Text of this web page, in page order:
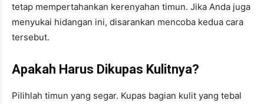
tetap mempertahankan kerenyahan timun. Jika Anda juga
menyukai hidangan ini, disarankan mencoba kedua cara
tersebut.
Apakah Harus Dikupas Kulitnya?
Pilihlah timun yang segar. Kupas bagian kulit yang tebal